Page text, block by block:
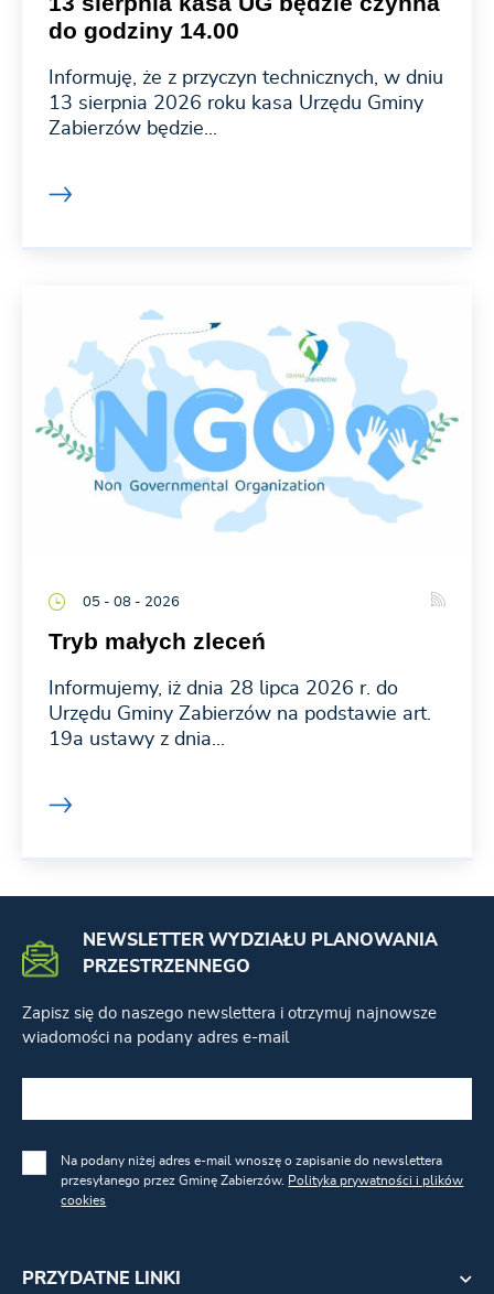
do godziny 14.00
Informuję, że z przyczyn technicznych, w dniu
13 sierpnia 2026 roku kasa Urzędu Gminy
Zabierzów będzie...
05 - 08 - 2026
Tryb małych zleceń
Informujemy, iż dnia 28 lipca 2026 r. do
Urzędu Gminy Zabierzów na podstawie art.
19a ustawy z dnia...
PRZYDATNE LINKI
NEWSLETTER WYDZIAŁU PLANOWANIA
PRZESTRZENNEGO
Zapisz się do naszego newslettera i otrzymuj najnowsze
wiadomości na podany adres e-mail
Na podany niżej adres e-mail wnoszę o zapisanie do newslettera
przesyłanego przez Gminę Zabierzów. Polityka prywatności i plików
cookies